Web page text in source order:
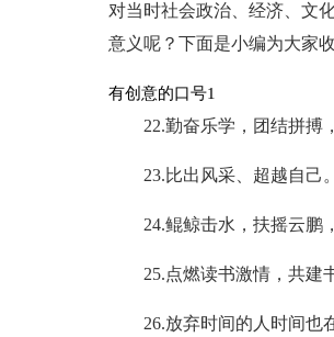
对当时社会政治、经济、文
意义呢？下面是小编为大家
有创意的口号1
22.勤奋乐学，团结拼搏
23.比出风采、超越自己。
24.鲲鲸击水，扶摇云鹏
25.点燃读书激情，共建
26.放弃时间的人时间也